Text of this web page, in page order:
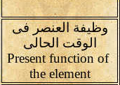
وظيفة العنصر فى
الوقت الحالى
Present function of
the element